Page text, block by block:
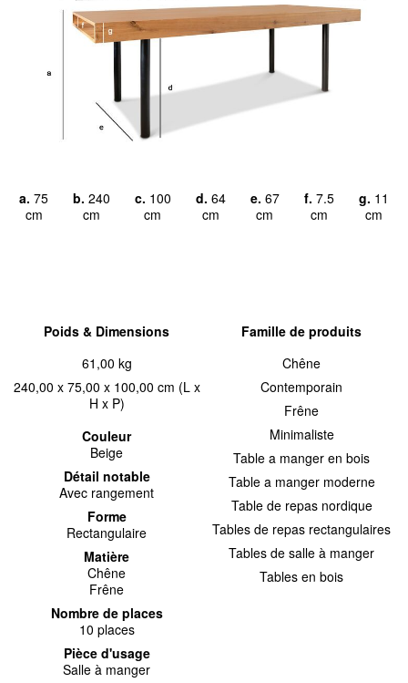
a. 75
cm
b. 240
cm
c. 100
cm
d. 64
cm
e. 67
cm
f. 7.5
cm
g. 11
cm
Poids & Dimensions
61,00 kg
240,00 x 75,00 x 100,00 cm (L x
H x P)
Couleur
Beige
Détail notable
Avec rangement
Forme
Rectangulaire
Matière
Chêne
Frêne
Nombre de places
10 places
Pièce d'usage
Salle à manger
Famille de produits
Chêne
Contemporain
Frêne
Minimaliste
Table a manger en bois
Table a manger moderne
Table de repas nordique
Tables de repas rectangulaires
Tables de salle à manger
Tables en bois